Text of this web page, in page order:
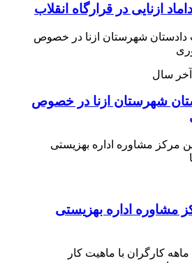
ازنایی در قرارگاه انقلاب
آخر سال
شهرستان ازنا در خصوص
مشاوره اداره بهزیستی